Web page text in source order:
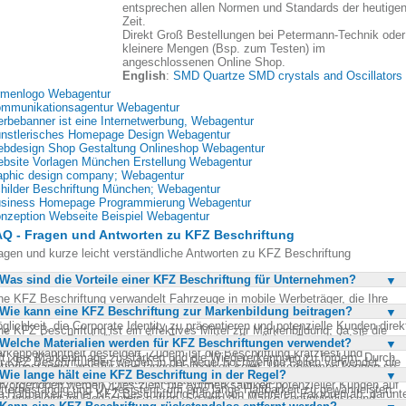
entsprechen allen Normen und Standards der heutigen
Zeit.
Direkt Groß Bestellungen bei Petermann-Technik oder
kleinere Mengen (Bsp. zum Testen) im
angeschlossenen Online Shop.
English: SMD Quartze SMD crystals and Oscillators
Webagentur
Webagentur
ist eine Internetwerbung, Webagentur
Homepage Design Webagentur
Shop Gestaltung Onlineshop Webagentur
Vorlagen München Erstellung Webagentur
design company; Webagentur
Beschriftung München; Webagentur
Homepage Programmierung Webagentur
Webseite Beispiel Webagentur
- Fragen und Antworten zu KFZ Beschriftung
und kurze leicht verständliche Antworten zu KFZ Beschriftung
Was sind die Vorteile einer KFZ Beschriftung für Unternehmen?
KFZ Beschriftung verwandelt Fahrzeuge in mobile Werbeträger, die Ihre
im Straßenverkehr sichtbar machen. Sie bietet eine kosteneffiziente
die Corporate Identity zu präsentieren und potenzielle Kunden
Durch die ständige Präsenz im öffentlichen Raum wird die
gesteigert. Zudem ist die Beschriftung kratzfest und
was für eine lange Haltbarkeit sorgt. Unternehmen können so
Werbebotschaften effektiv und nachhaltig verbreiten.
Wie kann eine KFZ Beschriftung zur Markenbildung beitragen?
KFZ Beschriftung ist ein effektives Mittel zur Markenbildung, da sie die
Identität eines Unternehmens im täglichen Verkehr sichtbar macht. Sie
das Markenimage zu stärken und die Wiedererkennung zu fördern. Durch
kreative Gestaltung der Beschriftung kann die Einzigartigkeit der Marke
werden. Dies zieht die Aufmerksamkeit potenzieller Kunden auf
und bleibt im Gedächtnis haften. So wird die Marke kontinuierlich und
Welche Materialien werden für KFZ Beschriftungen verwendet?
KFZ Beschriftungen werden in der Regel hochwertige Folien verwendet, die
für den Außeneinsatz entwickelt wurden. Diese Folien sind kratzfest,
und UV-resistent, um eine lange Haltbarkeit zu gewährleisten.
sind in verschiedenen Farben und Ausführungen erhältlich, um den
Wie lange hält eine KFZ Beschriftung in der Regel?
Haltbarkeit einer KFZ Beschriftung hängt von mehreren Faktoren ab,